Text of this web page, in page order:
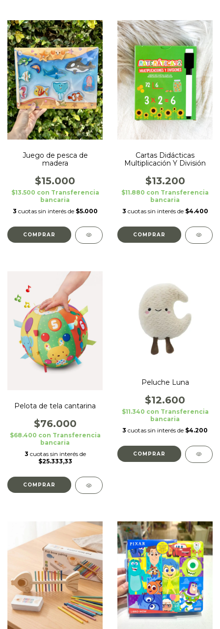
Juego de pesca de
madera
$15.000
$13.500 con Transferencia
bancaria
3 cuotas sin interés de $5.000
COMPRAR
Cartas Didácticas
Multiplicación Y División
$13.200
$11.880 con Transferencia
bancaria
3 cuotas sin interés de $4.400
Pelota de tela cantarina
$76.000
$68.400 con Transferencia
bancaria
3 cuotas sin interés de
$25.333,33
Peluche Luna
$12.600
$11.340 con Transferencia
bancaria
3 cuotas sin interés de $4.200